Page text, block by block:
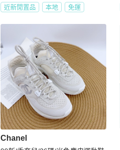
近新閒置品 本地 免運
Chanel